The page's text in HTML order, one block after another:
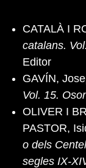
CATALÀ I
catalans.
Editor
GAVÍN,
Vol. 15.
OLIVER I
PASTOR,
o dels
segles IX-